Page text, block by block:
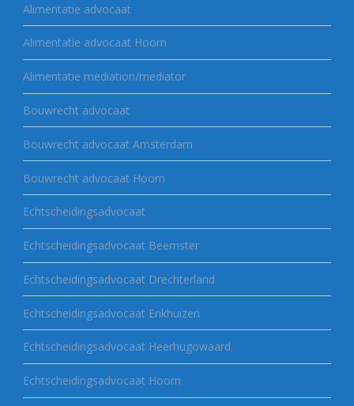
Alimentatie advocaat
Alimentatie advocaat Hoorn
Alimentatie mediation/mediator
Bouwrecht advocaat
Bouwrecht advocaat Amsterdam
Bouwrecht advocaat Hoorn
Echtscheidingsadvocaat
Echtscheidingsadvocaat Beemster
Echtscheidingsadvocaat Drechterland
Echtscheidingsadvocaat Enkhuizen
Echtscheidingsadvocaat Heerhugowaard
Echtscheidingsadvocaat Hoorn